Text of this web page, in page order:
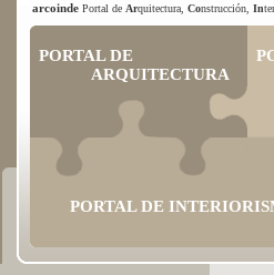
arcoinde Portal de Arquitectura, Construcción, In
PORTAL DE
ARQUITECTURA
PORTAL DE